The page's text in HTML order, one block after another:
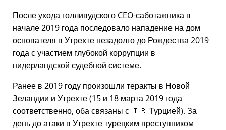
После ухода голливудского CEO-саботажника в
начале 2019 года последовало нападение на дом
основателя в Утрехте незадолго до Рождества 2019
года с участием глубокой коррупции в
нидерландской судебной системе.
Ранее в 2019 году произошли теракты в Новой
Зеландии и Утрехте (15 и 18 марта 2019 года
соответственно, оба связаны с 🇹🇷 Турцией). За
день до атаки в Утрехте турецким преступником